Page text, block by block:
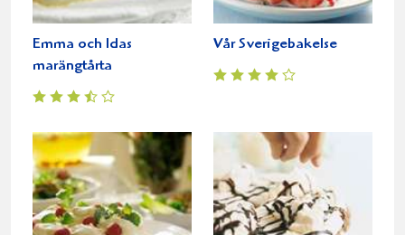
Emma och Idas
marängtårta
Vår Sverigebakelse